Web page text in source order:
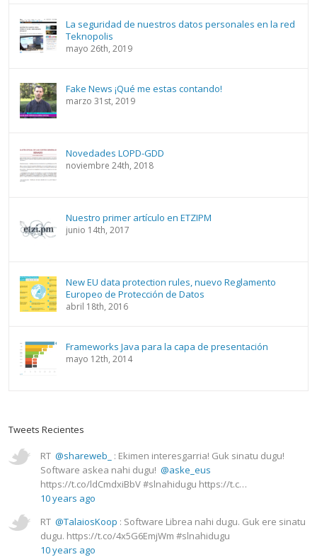
La seguridad de nuestros datos personales en la red
Teknopolis
mayo 26th, 2019
Fake News ¡Qué me estas contando!
marzo 31st, 2019
Novedades LOPD-GDD
noviembre 24th, 2018
Nuestro primer artículo en ETZIPM
junio 14th, 2017
New EU data protection rules, nuevo Reglamento
Europeo de Protección de Datos
abril 18th, 2016
Frameworks Java para la capa de presentación
mayo 12th, 2014
Tweets Recientes
RT @shareweb_
: Ekimen interesgarria! Guk sinatu dugu!
Software askea nahi dugu! @aske_eus
https://t.co/ldCmdxiBbV #slnahidugu https://t.c…
10 years ago
RT @TalaiosKoop : Software Librea nahi dugu. Guk ere sinatu
dugu. https://t.co/4x5G6EmjWm #slnahidugu
10 years ago